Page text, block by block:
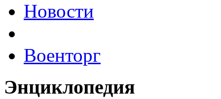
Новости
Военторг
Энциклопедия